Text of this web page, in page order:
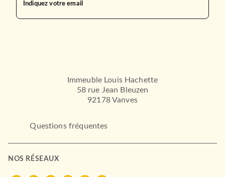
Indiquez votre email
Immeuble Louis Hachette
58 rue Jean Bleuzen
92178 Vanves
Questions fréquentes
NOS RÉSEAUX